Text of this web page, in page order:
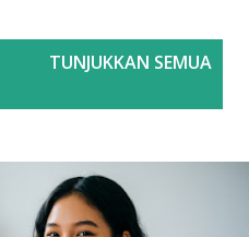
TUNJUKKAN SEMUA